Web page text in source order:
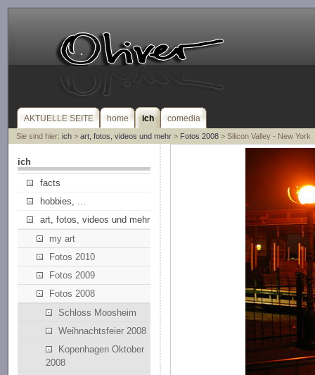
AKTUELLE SEITE home ich comedia
Sie sind hier: ich> art, fotos, videos und mehr> Fotos 2008> Silicon Valley - New York
ich
facts
hobbies, ...
art, fotos, videos und mehr
my art
Fotos 2010
Fotos 2009
Fotos 2008
Schloss Moosheim
Weihnachtsfeier 2008
Kopenhagen Oktober
2008